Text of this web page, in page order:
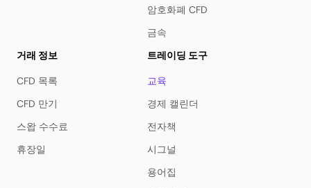
암호화폐 CFD
금속
거래 정보
CFD 목록
CFD 만기
스왑 수수료
휴장일
트레이딩 도구
교육
경제 캘린더
전자책
시그널
용어집